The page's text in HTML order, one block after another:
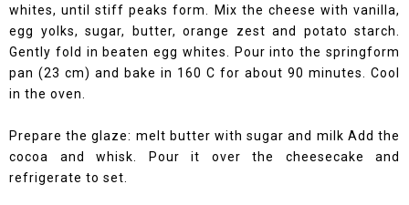
whites, until stiff peaks form. Mix the cheese with vanilla,
egg yolks, sugar, butter, orange zest and potato starch.
Gently fold in beaten egg whites. Pour into the springform
pan (23 cm) and bake in 160 C for about 90 minutes. Cool
in the oven.
Prepare the glaze: melt butter with sugar and milk Add the
cocoa and whisk. Pour it over the cheesecake and
refrigerate to set.